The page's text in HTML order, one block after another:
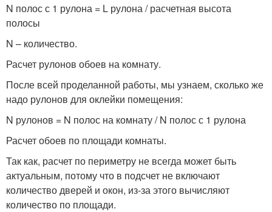
N полос с 1 рулона = L рулона / расчетная высота
полосы
N – количество.
Расчет рулонов обоев на комнату.
После всей проделанной работы, мы узнаем, сколько же
надо рулонов для оклейки помещения:
N рулонов = N полос на комнату / N полос с 1 рулона
Расчет обоев по площади комнаты.
Так как, расчет по периметру не всегда может быть
актуальным, потому что в подсчет не включают
количество дверей и окон, из-за этого вычисляют
количество по площади.